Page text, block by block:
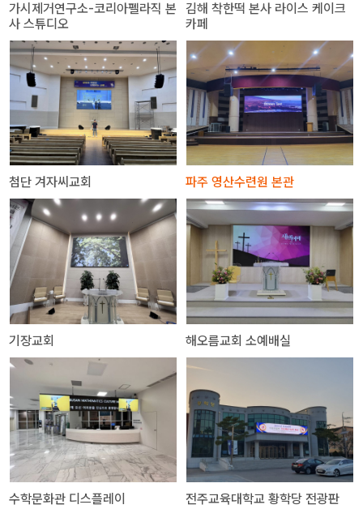
가시제거연구소-코리아펠라직 본
사 스튜디오
김해 착한떡 본사 라이스 케이크
카페
첨단 겨자씨교회 파주 영산수련원 본관
기장교회 해오름교회 소예배실
수학문화관 디스플레이 전주교육대학교 황학당 전광판